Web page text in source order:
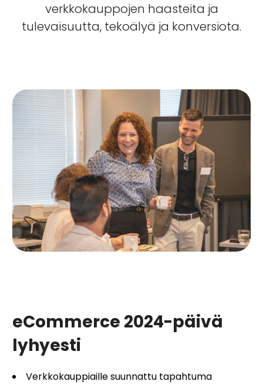
verkkokauppojen haasteita ja
tulevaisuutta, tekoälyä ja konversiota.
eCommerce 2024-päivä
lyhyesti
Verkkokauppiaille suunnattu tapahtuma